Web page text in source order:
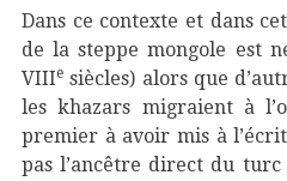
Dans ce contexte et dans
de la steppe mongole est
VIIIe siècles) alors que
les khazars migraient à
premier à avoir mis à
pas l’ancêtre direct du